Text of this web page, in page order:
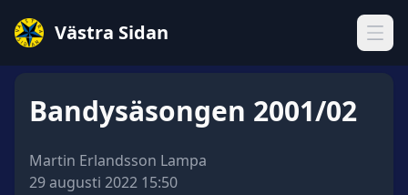
Västra Sidan
Bandysäsongen 2001/02
Martin Erlandsson Lampa
29 augusti 2022 15:50